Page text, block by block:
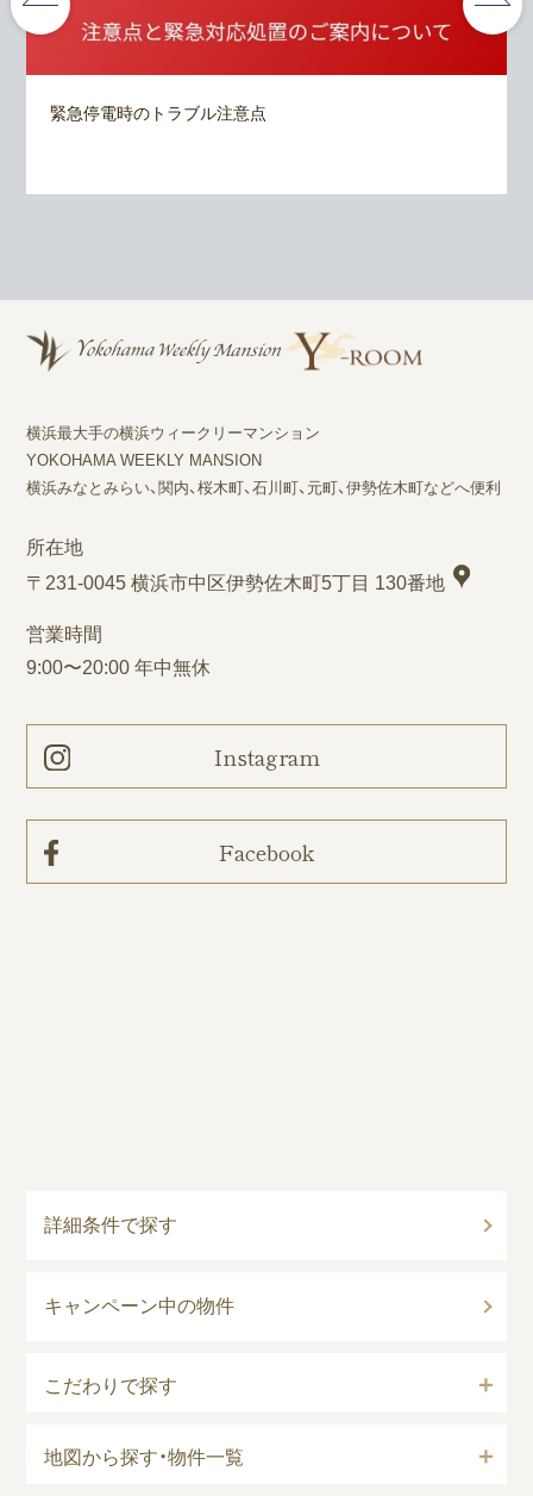
緊急停電時のトラブル注意点
横浜最大手の横浜ウィークリーマンション
YOKOHAMA WEEKLY MANSION
横浜みなとみらい、関内、桜木町、石川町、元町、伊勢佐木町などへ便利
所在地
〒231-0045 横浜市中区伊勢佐木町5丁目 130番地
営業時間
9:00〜20:00 年中無休
Instagram
Facebook
詳細条件で探す
キャンペーン中の物件
こだわりで探す
地図から探す・物件一覧